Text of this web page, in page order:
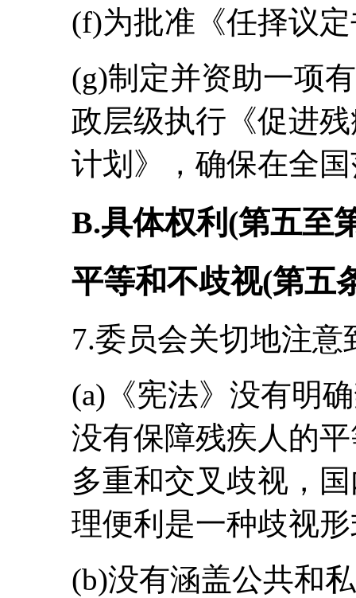
(f)为批准《任择议
(g)制定并资助一项
政层级执行《促进
计划》，确保在全
B.具体权利(第五至
平等和不歧视(第五
7.委员会关切地注意
(a)《宪法》没有明
没有保障残疾人的
多重和交叉歧视，
理便利是一种歧视
(b)没有涵盖公共和